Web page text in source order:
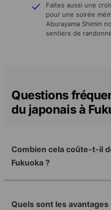
Faites aussi une
pour une soirée
Aburayama Shimin
sentiers de
Questions
du japonais à
Combien cela coûte-t-il
Fukuoka ?
Quels sont les